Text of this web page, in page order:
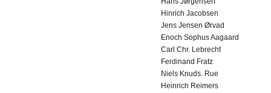
Hinrich Jacobsen
Jens Jensen Ørvad
Enoch Sophus Aagaard
Carl Chr. Lebrecht
Ferdinand Fratz
Niels Knuds. Rue
Heinrich Reimers